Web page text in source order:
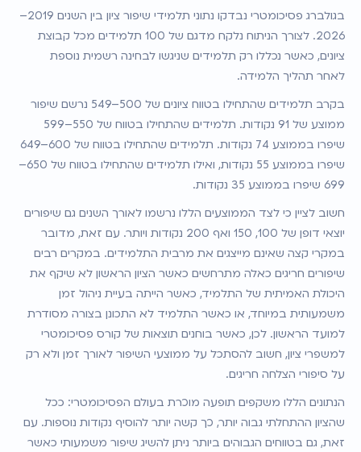
בגולברג פסיכומטרי נבדקו נתוני תלמידי שיפור ציון בין השנים 2019–
2026. לצורך הניתוח נלקח מדגם של 100 תלמידים מכל קבוצת
ציונים, כאשר נכללו רק תלמידים שניגשו לבחינה רשמית נוספת
לאחר תהליך הלמידה.
בקרב תלמידים שהתחילו בטווח ציונים של 500–549 נרשם שיפור
שיפרו בממוצע 55 נקודות, ואילו תלמידים שהתחילו בטווח של 650–
699 שיפרו בממוצע 35 נקודות.
חשוב לציין כי לצד הממוצעים הללו נרשמו לאורך השנים גם שיפורים
יוצאי דופן של 100, 150 ואף 200 נקודות ויותר. עם זאת, מדובר
במקרי קצה שאינם מייצגים את מרבית התלמידים. במקרים רבים
שיפורים חריגים כאלה מתרחשים כאשר הציון הראשון לא שיקף את
היכולת האמיתית של התלמיד, כאשר הייתה בעיית ניהול זמן
משמעותית במיוחד, או כאשר התלמיד לא התכונן בצורה מסודרת
למועד הראשון. לכן, כאשר בוחנים תוצאות של קורס פסיכומטרי
למשפרי ציון, חשוב להסתכל על ממוצעי השיפור לאורך זמן ולא רק
על סיפורי הצלחה חריגים.
הנתונים הללו משקפים תופעה מוכרת בעולם הפסיכומטרי: ככל
שהציון ההתחלתי גבוה יותר, כך קשה יותר להוסיף נקודות נוספות. עם
זאת, גם בטווחים הגבוהים ביותר ניתן להשיג שיפור משמעותי כאשר